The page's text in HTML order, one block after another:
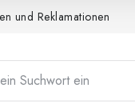
und Reklamationen